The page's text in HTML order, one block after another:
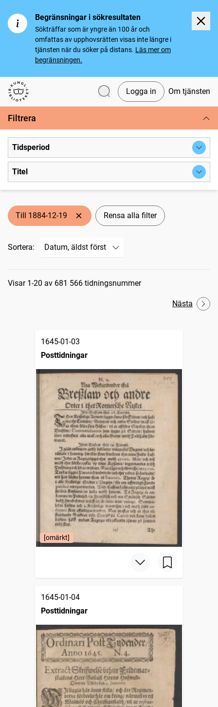
Begränsningar i sökresultaten
Sökträffar som är yngre än 100 år och
omfattas av upphovsrätten visas inte längre i
tjänsten när du söker på distans. Läs mer om
begränsningen.
Svenska tidningar
Logga in Om tjänsten
Filtrera
Tidsperiod
Titel
Till 1884-12-19 Rensa alla filter
Sortera:
Sökresultat
Visar 1-20 av 681 566 tidningsnummer
Nästa
1645-01-03
Posttidningar
[omärkt]
1645-01-04
Posttidningar